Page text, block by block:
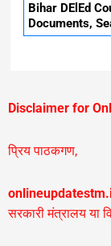
Bihar DElEd
Documents,
Disclaimer for
प्रिय पाठकगण,
सरकारी मंत्रालय या